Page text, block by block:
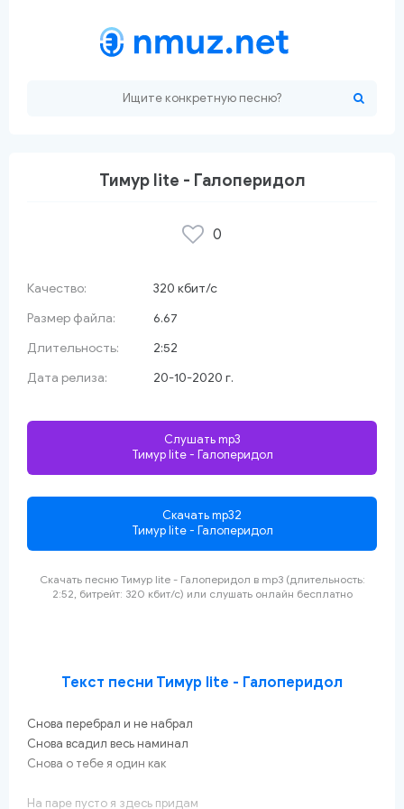
Тимур lite - Галоперидол
0
Качество:
320 кбит/с
Размер файла:
6.67
Длительность:
2:52
Дата релиза:
20-10-2020 г.
Слушать mp3
Тимур lite - Галоперидол
Скачать mp32
Тимур lite - Галоперидол
Скачать песню Тимур lite - Галоперидол в mp3 (длительность:
2:52, битрейт: 320 кбит/с) или слушать онлайн бесплатно
Текст песни Тимур lite - Галоперидол
Снова перебрал и не набрал
Снова всадил весь наминал
Снова о тебе я один как
На паре пусто я здесь придам
сарафан